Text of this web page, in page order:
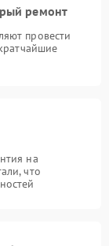
ремонт
провести
на
что